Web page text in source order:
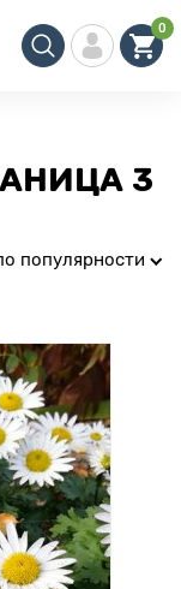
0
3
популярности